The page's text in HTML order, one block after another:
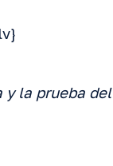
y la prueba